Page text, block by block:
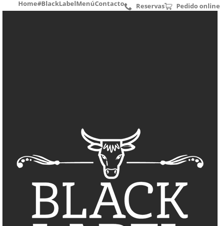
Home#BlackLabelMenúContacto Reservas Pedido online